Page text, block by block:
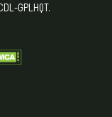
GPLHQT.